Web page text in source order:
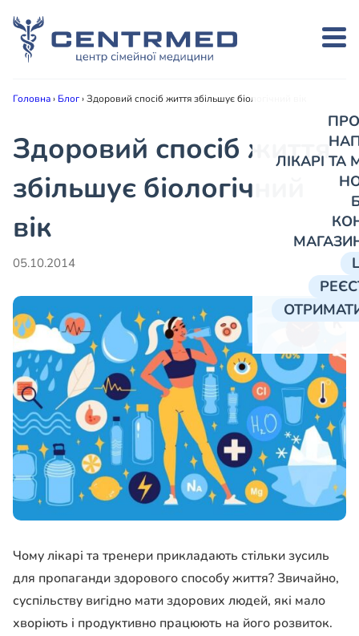
ЛІКАРІ
Головна› Блог›Здоровий спосіб життя збільшує біологічний вік
Здоровий спосіб життя
збільшує біологічний
вік
05.10.2014
Чому лікарі та тренери прикладають стільки зусиль
для пропаганди здорового способу життя? Звичайно,
суспільству вигідно мати здорових людей, які мало
хворіють і продуктивно працюють на його розвиток.